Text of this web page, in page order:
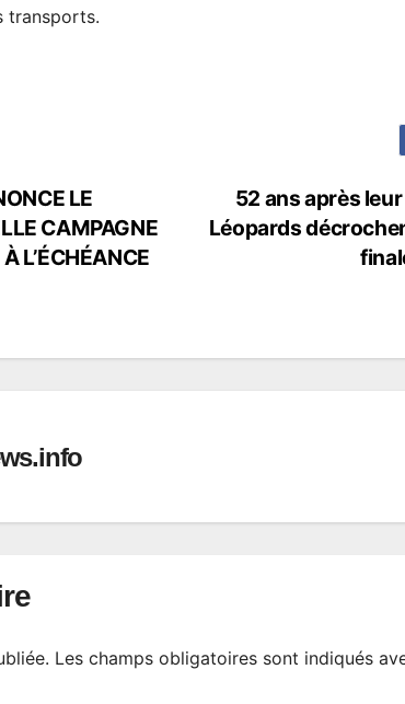
transports.
52 ans après
Léopards
LE
CAMPAGNE
L’ÉCHÉANCE
Les champs obligatoires sont indiqués